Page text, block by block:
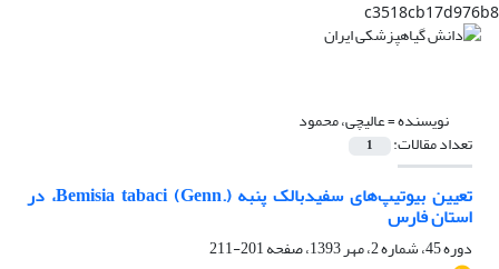
c3518cb17d976b8
نویسنده =عالیچی، محمود
تعداد مقالات: 1
تعیین بیوتیپ‌های سفیدبالک پنبه Bemisia tabaci (Genn.)، در
استان فارس
دوره 45، شماره 2، مهر 1393، صفحه
201-211